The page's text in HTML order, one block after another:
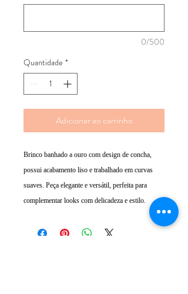
0/500
Quantidade *
Adicionar ao carrinho
Brinco banhado a ouro com design de concha,
possui acabamento liso e trabalhado em curvas
suaves. Peça elegante e versátil, perfeita para
complementar looks com delicadeza e estilo.